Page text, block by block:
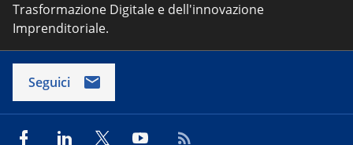
Trasformazione Digitale e dell'innovazione
Imprenditoriale.
Seguici